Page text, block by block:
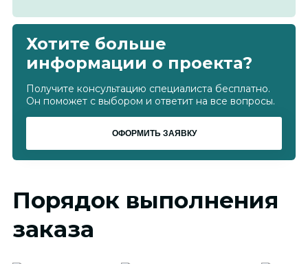
Хотите больше
информации о проекта?
Получите консультацию специалиста бесплатно.
Он поможет с выбором и ответит на все вопросы.
Порядок выполнения
заказа